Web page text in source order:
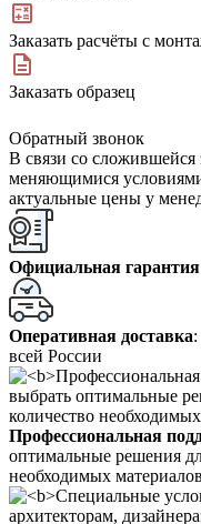
Заказать расчёты с
Заказать образец
Обратный звонок
В связи со сложившейся
меняющимися
актуальные цены у
Официальная
Оперативная доставка
всей России
Профессиональная
оптимальные решения
необходимых материалов